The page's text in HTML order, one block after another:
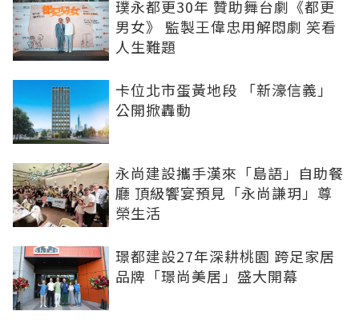
璞永都更30年 贊助舞台劇《都更
男女》 監製王偉忠用解悶劇 笑看
人生難題
卡位北市蛋黃地段 「新濠信義」
公開掀轟動
永尚建設攜手漢來「島語」自助餐
廳 頂級饗宴預見「永尚謙玥」尊
榮生活
璟都建設27年深耕桃園 跨足家居
品牌「璟尚美居」盛大開幕